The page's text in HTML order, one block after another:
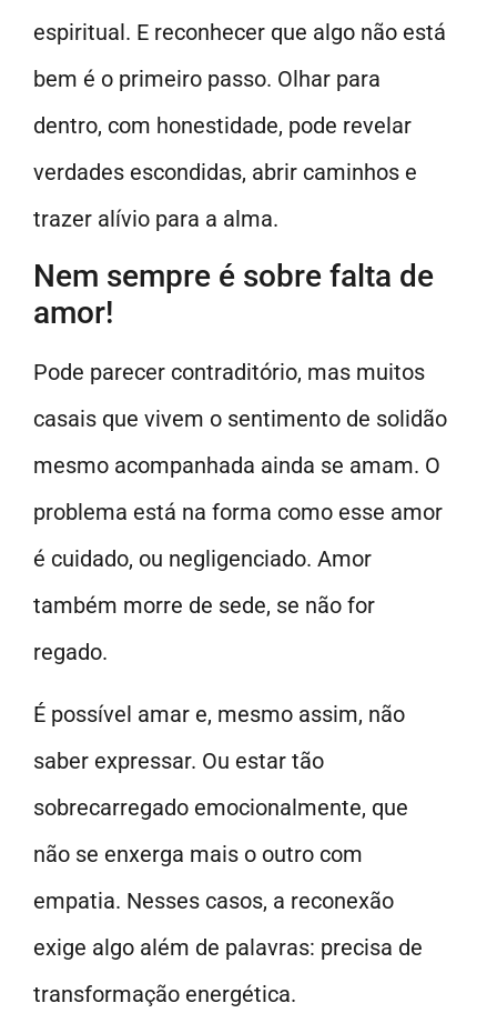
espiritual. E reconhecer que algo não está
bem é o primeiro passo. Olhar para
dentro, com honestidade, pode revelar
verdades escondidas, abrir caminhos e
trazer alívio para a alma.
Nem sempre é sobre falta de
amor!
Pode parecer contraditório, mas muitos
casais que vivem o sentimento de solidão
mesmo acompanhada ainda se amam. O
problema está na forma como esse amor
é cuidado, ou negligenciado. Amor
também morre de sede, se não for
regado.
É possível amar e, mesmo assim, não
saber expressar. Ou estar tão
sobrecarregado emocionalmente, que
não se enxerga mais o outro com
empatia. Nesses casos, a reconexão
exige algo além de palavras: precisa de
transformação energética.